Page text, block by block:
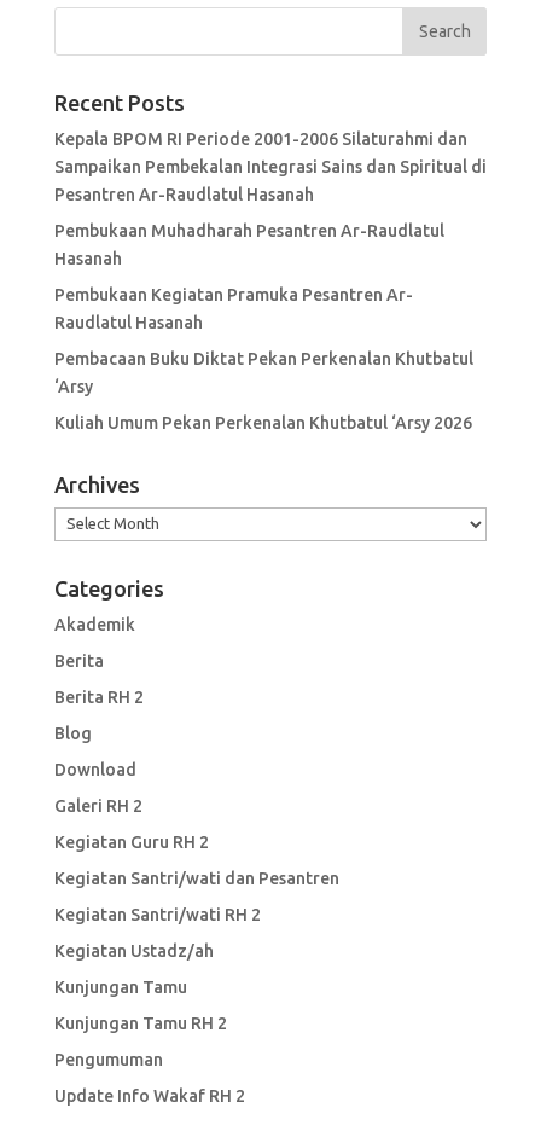
Recent Posts
Kepala BPOM RI Periode 2001-2006 Silaturahmi dan
Sampaikan Pembekalan Integrasi Sains dan Spiritual di
Pesantren Ar-Raudlatul Hasanah
Pembukaan Muhadharah Pesantren Ar-Raudlatul
Hasanah
Pembukaan Kegiatan Pramuka Pesantren Ar-
Raudlatul Hasanah
Pembacaan Buku Diktat Pekan Perkenalan Khutbatul
‘Arsy
Kuliah Umum Pekan Perkenalan Khutbatul ‘Arsy 2026
Archives
Archives
Categories
Akademik
Berita
Berita RH 2
Blog
Download
Galeri RH 2
Kegiatan Guru RH 2
Kegiatan Santri/wati dan Pesantren
Kegiatan Santri/wati RH 2
Kegiatan Ustadz/ah
Kunjungan Tamu
Kunjungan Tamu RH 2
Pengumuman
Update Info Wakaf RH 2